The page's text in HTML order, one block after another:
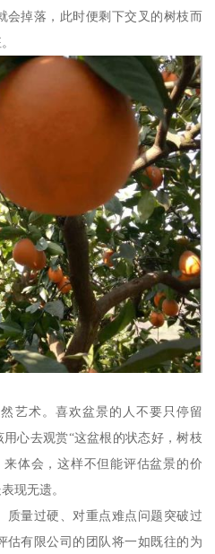
会掉落，此时便剩下交叉的树枝而
艺术。喜欢盆景的人不要只停留
心去观赏“这盆根的状态好，树枝
体会，这样不但能评估盆景的价
现无遗。
质量过硬、对重点难点问题突破过
估有限公司的团队将一如既往的为